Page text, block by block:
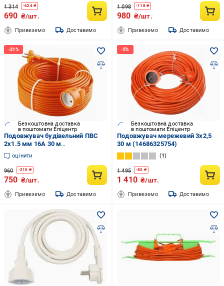
1 314 -624₴
690 ₴/шт.
Привеземо Доставимо
1 098 -118₴
980 ₴/шт.
Привеземо Доставимо
Безкоштовна доставка
в поштомати Епіцентр
Подовжувач будівельний ПВС
2х1.5 мм 16А 30 м
Помаранчевий (6890654)
оцінити
960 -210 ₴
750 ₴/шт.
Привеземо Доставимо
Безкоштовна доставка
в поштомати Епіцентр
Подовжувач мережевий 3x2,5
30 м (14686325754)
1
1 495 -85 ₴
1 410 ₴/шт.
Привеземо Доставимо